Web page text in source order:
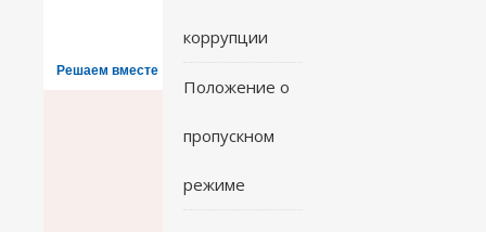
Решаем вместе
коррупции
Положение о
пропускном
режиме